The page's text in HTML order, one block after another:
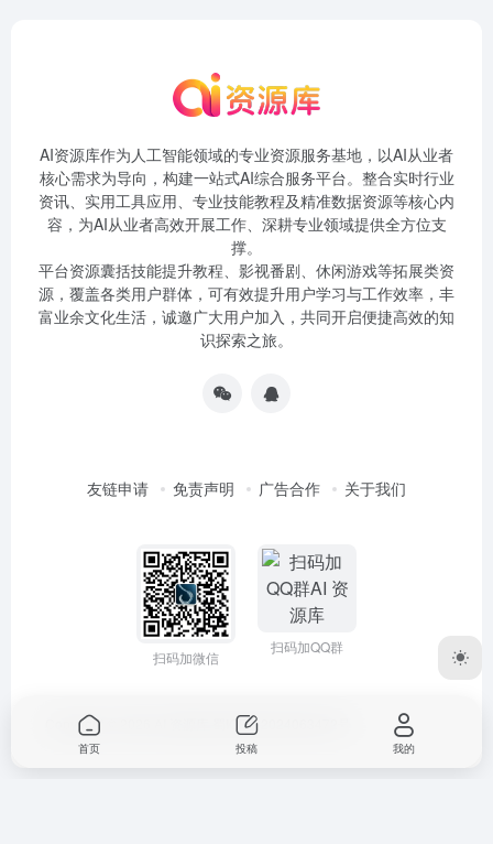
AI资源库作为人工智能领域的专业资源服务基地，以AI从业者
核心需求为导向，构建一站式AI综合服务平台。整合实时行业
资讯、实用工具应用、专业技能教程及精准数据资源等核心内
容，为AI从业者高效开展工作、深耕专业领域提供全方位支
撑。
平台资源囊括技能提升教程、影视番剧、休闲游戏等拓展类资
源，覆盖各类用户群体，可有效提升用户学习与工作效率，丰
富业余文化生活，诚邀广大用户加入，共同开启便捷高效的知
识探索之旅。
友链申请 免责声明 广告合作 关于我们
扫码加微信
扫码加QQ群
Copyright © 2026 蜀ICP备2024063472号
首页 投稿 我的